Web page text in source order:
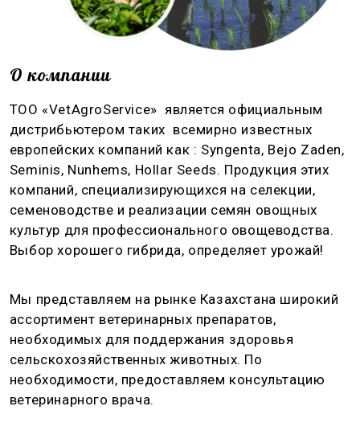
О компании
ТОО «VetAgroService» является официальным
дистрибьютером таких всемирно известных
европейских компаний как : Syngenta, Bejo Zaden,
Seminis, Nunhems, Hollar Seeds. Продукция этих
компаний, специализирующихся на селекции,
семеноводстве и реализации семян овощных
культур для профессионального овощеводства.
Выбор хорошего гибрида, определяет урожай!
Мы представляем на рынке Казахстана широкий
ассортимент ветеринарных препаратов,
необходимых для поддержания здоровья
сельскохозяйственных животных. По
необходимости, предоставляем консультацию
ветеринарного врача.